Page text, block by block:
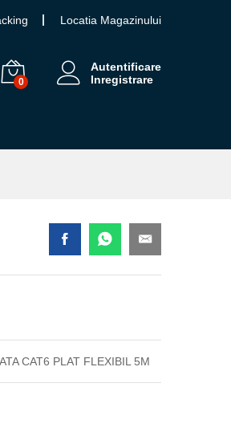
Locatia Magazinului
0
Autentificare
Inregistrare
CAT6 PLAT FLEXIBIL 5M